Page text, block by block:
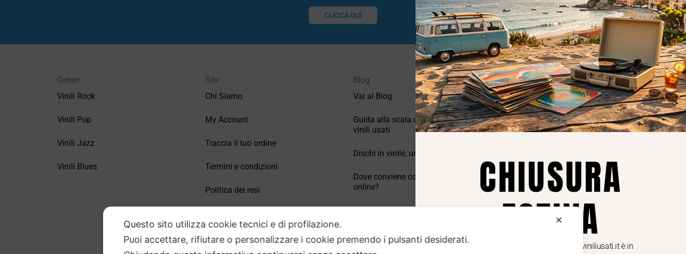
CLICCA QUI
Generi
Vinili Rock
Vinili Pop
Vinili Jazz
Vinili Blues
Site
Chi Siamo
My Account
Traccia il tuo ordine
Termini e condizioni
Politica dei resi
Blog
Vai al Blog
Guida alla scala di valutazione dei
vinili usati
Dischi in vinile, un po’ di storia.
Dove conviene comprare vinili
online?
Privacy
Privacy Policy
Cookie Policy (UE)
✕
Questo sito utilizza cookie tecnici e di profilazione.
Puoi accettare, rifiutare o personalizzare i cookie premendo i pulsanti desiderati.
CHIUSURA
ESTIVA
Dal 29 luglio al 31 agosto venditaviniliusati.it è in